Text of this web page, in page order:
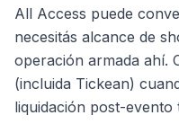
All Access puede
necesitás alcance de
operación armada ahí.
(incluida Tickean)
liquidación post-